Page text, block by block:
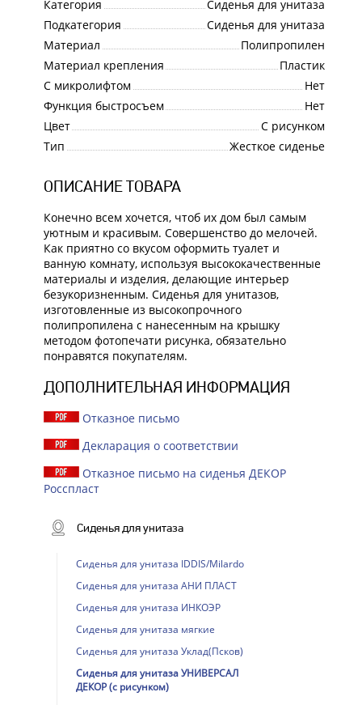
Категория
Сиденья для унитаза
Подкатегория
Сиденья для унитаза
Материал
Полипропилен
Материал крепления
Пластик
С микролифтом
Нет
Функция быстросъем
Нет
Цвет
С рисунком
Тип
Жесткое сиденье
ОПИСАНИЕ ТОВАРА
Конечно всем хочется, чтоб их дом был самым
уютным и красивым. Совершенство до мелочей.
Как приятно со вкусом оформить туалет и
ванную комнату, используя высококачественные
материалы и изделия, делающие интерьер
безукоризненным. Сиденья для унитазов,
изготовленные из высокопрочного
полипропилена с нанесенным на крышку
методом фотопечати рисунка, обязательно
понравятся покупателям.
ДОПОЛНИТЕЛЬНАЯ ИНФОРМАЦИЯ
Отказное письмо
Декларация о соответствии
Отказное письмо на сиденья ДЕКОР
Росспласт
Сиденья для унитаза
Сиденья для унитаза IDDIS/Milardo
Сиденья для унитаза АНИ ПЛАСТ
Сиденья для унитаза ИНКОЭР
Сиденья для унитаза мягкие
Сиденья для унитаза Уклад(Псков)
Сиденья для унитаза УНИВЕРСАЛ
ДЕКОР (с рисунком)